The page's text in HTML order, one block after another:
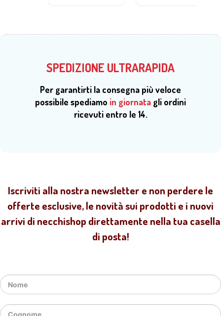
SPEDIZIONE ULTRARAPIDA
Per garantirti la consegna più veloce
possibile spediamo in giornata gli ordini
ricevuti entro le 14.
Iscriviti alla nostra newsletter e non perdere le
offerte esclusive, le novità sui prodotti e i nuovi
arrivi di necchishop direttamente nella tua casella
di posta!